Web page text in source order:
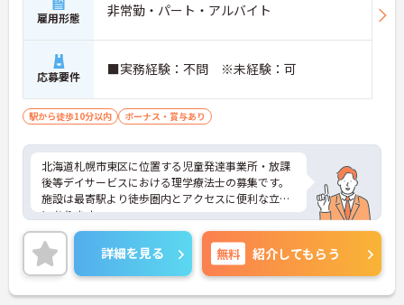
雇用形態 非常勤・パート・アルバイト
応募要件 ■実務経験：不問 ※未経験：可
駅から徒歩10分以内 ボーナス・賞与あり
北海道札幌市東区に位置する児童発達事業所・放課
後等デイサービスにおける理学療法士の募集です。
施設は最寄駅より徒歩圏内とアクセスに便利な立地
にあります。
勤務日数は週1日～相談可能です。無理なく、プライ
ベートを大切にしながらご勤務いただけます。ま
た、昇給・賞与制度があり、頑張りがきちんと評価
される環境です。モチベーションアップにつながり
ます。
詳細を見る 無料 紹介してもらう